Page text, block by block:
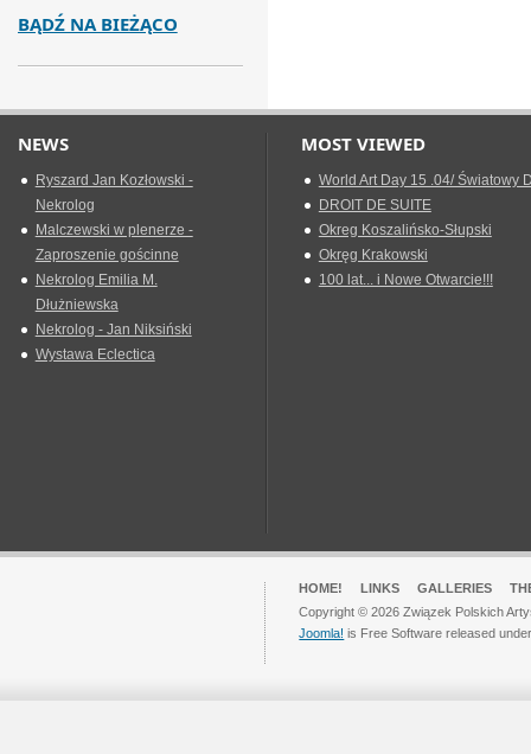
BĄDŹ NA BIEŻĄCO
NEWS
Ryszard Jan Kozłowski -
Nekrolog
Malczewski w plenerze -
Zaproszenie gościnne
Nekrolog Emilia M.
Dłużniewska
Nekrolog - Jan Niksiński
Wystawa Eclectica
MOST VIEWED
World Art Day 15 .04/ Światowy
DROIT DE SUITE
Okreg Koszalińsko-Słupski
Okręg Krakowski
100 lat... i Nowe Otwarcie!!!
HOME! LINKS GALLERIES
Copyright © 2026 Związek Polskich
Joomla! is Free Software released